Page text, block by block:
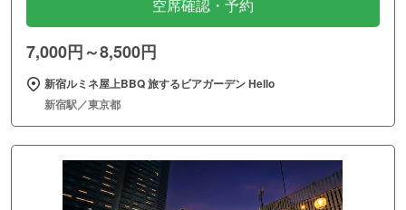
空席確認・予約
7,000円～8,500円
新宿ルミネ屋上BBQ 旅するビアガーデン Hello
新宿駅／東京都